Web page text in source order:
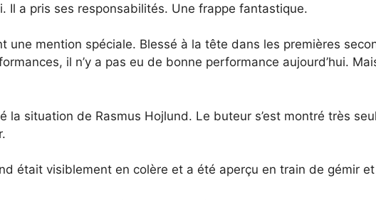
Il a pris ses responsabilités. Une frappe fantastique.
une mention spéciale. Blessé à la tête dans les premières
il n’y a pas eu de bonne performance aujourd’hui.
la situation de Rasmus Hojlund. Le buteur s’est montré très
était visiblement en colère et a été aperçu en train de gémir